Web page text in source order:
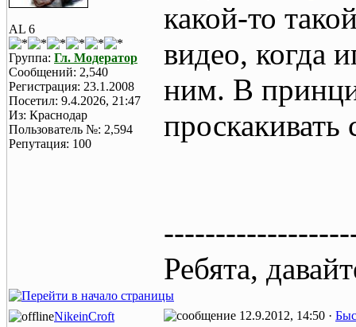
AL 6
Группа: Гл. Модератор
Сообщений: 2,540
Регистрация: 23.1.2008
Посетил: 9.4.2026, 21:47
Из: Краснодар
Пользователь №: 2,594
Репутация: 100
какой-то
видео, когда
ним. В
Ребята,
NikeinCroft 12.9.2012, 14:50 ·